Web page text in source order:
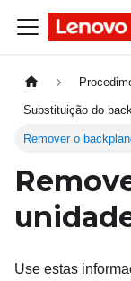
Substituição do
Remover o
Use estas